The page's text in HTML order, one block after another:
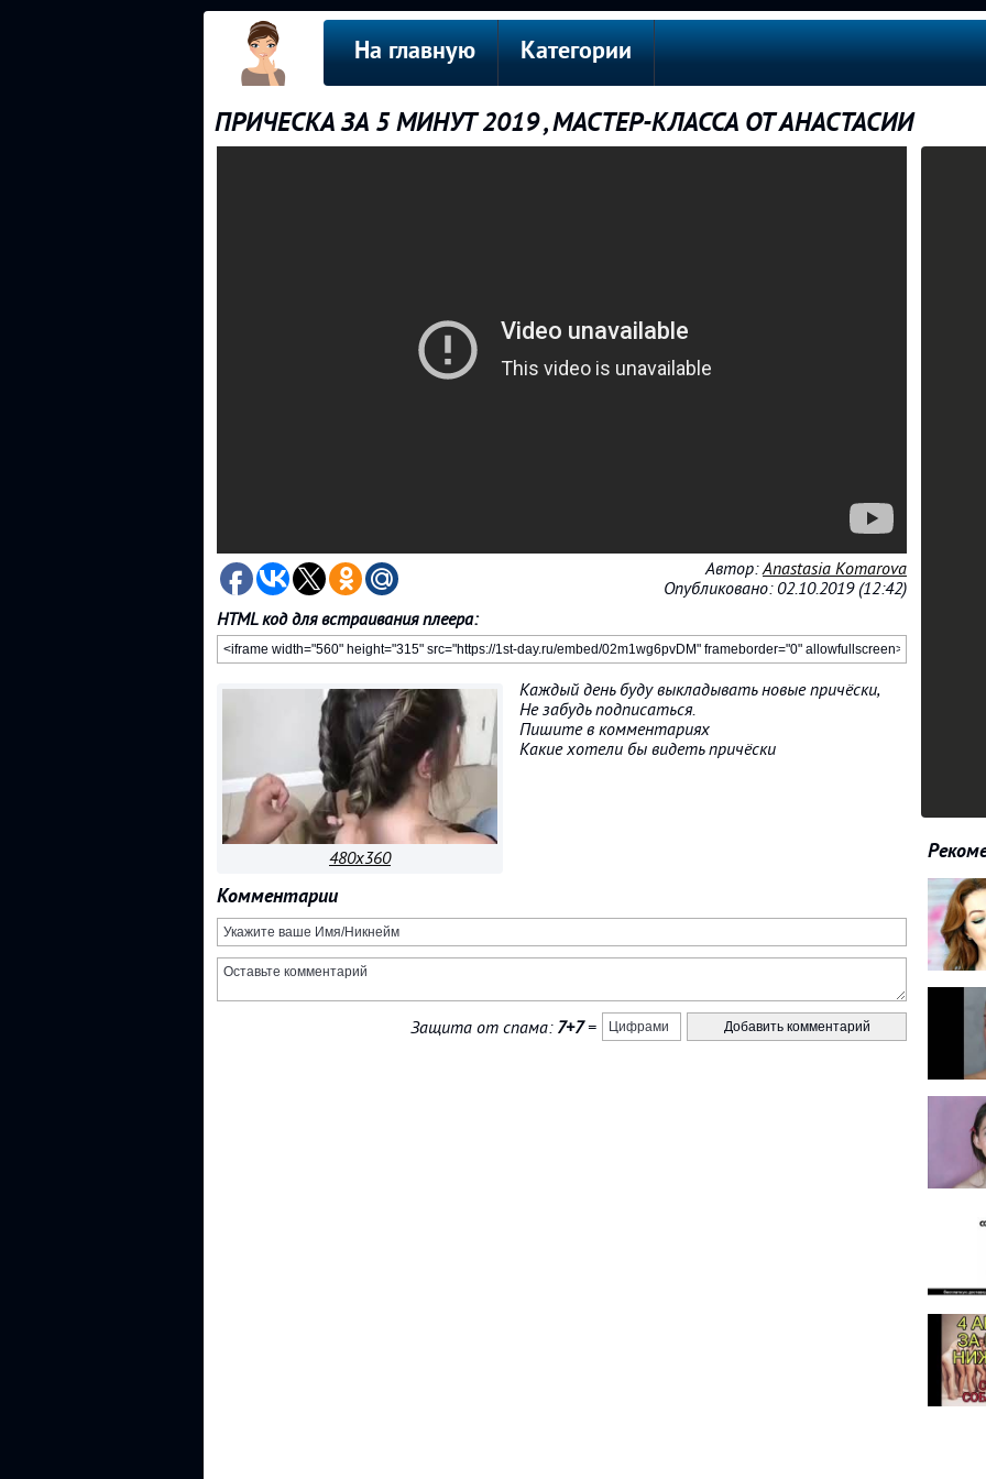
На главную Категории
ПРИЧЕСКА ЗА 5 МИНУТ 2019 , МАСТЕР-КЛАССА ОТ АНАСТАСИИ
Автор:Anastasia Komarova
Опубликовано: 02.10.2019 (12:42)
HTML код для встраивания плеера:
480x360
Каждый день буду выкладывать новые причёски,
Не забудь подписаться.
Пишите в комментариях
Какие хотели бы видеть причёски
Комментарии
Защита от спама: 7+7=